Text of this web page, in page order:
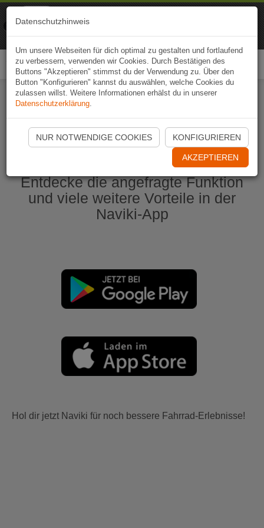
Naviki App jetzt öffnen
Entdecke die angefragte Funktion
und viele weitere Vorteile in der
Naviki-App
Hol dir jetzt Naviki für noch bessere Fahrrad-Erlebnisse!
Datenschutzhinweis
Um unsere Webseiten für dich optimal zu gestalten und fortlaufend
zu verbessern, verwenden wir Cookies. Durch Bestätigen des
Buttons "Akzeptieren" stimmst du der Verwendung zu. Über den
Button "Konfigurieren" kannst du auswählen, welche Cookies du
zulassen willst. Weitere Informationen erhälst du in unserer
Datenschutzerklärung.
NUR NOTWENDIGE COOKIES KONFIGURIEREN
AKZEPTIEREN
Naviki